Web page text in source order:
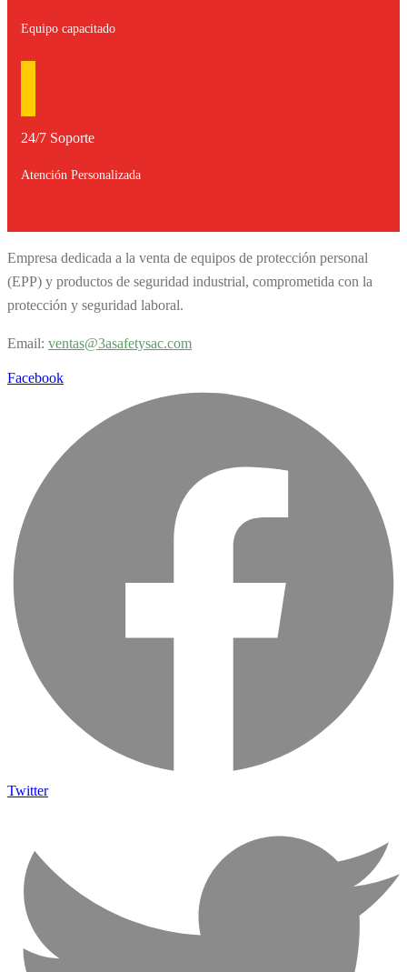
Equipo capacitado
24/7 Soporte
Atención Personalizada
Empresa dedicada a la venta de equipos de protección personal
(EPP) y productos de seguridad industrial, comprometida con la
protección y seguridad laboral.
Email: ventas@3asafetysac.com
Facebook
Twitter